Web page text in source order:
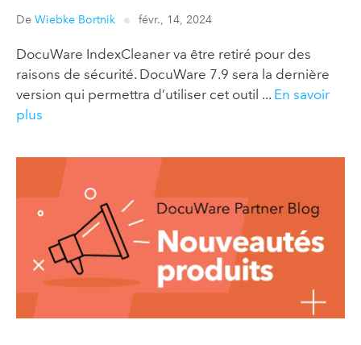
De Wiebke Bortnik févr., 14, 2024
DocuWare IndexCleaner va être retiré pour des
raisons de sécurité. DocuWare 7.9 sera la dernière
version qui permettra d’utiliser cet outil ... En savoir
plus